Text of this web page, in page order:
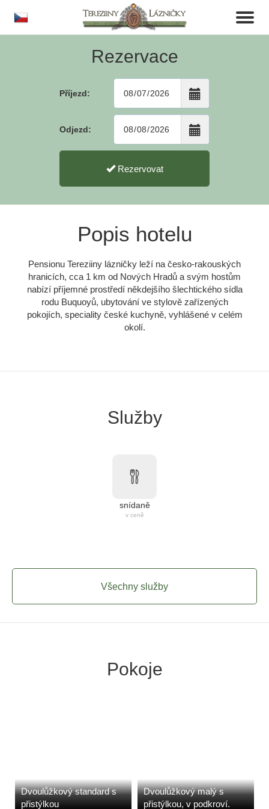
Toggle
Rezervace
Příjezd:
Odjezd:
Rezervovat
Popis hotelu
Pensionu Tereziiny lázničky leží na česko-rakouských
hranicích, cca 1 km od Nových Hradů a svým hostům
nabízí příjemné prostředí někdejšího šlechtického sídla
rodu Buquoyů, ubytování ve stylově zařízených
pokojích, speciality české kuchyně, vyhlášené v celém
okolí.
Služby
snídaně
v ceně
Všechny služby
Pokoje
Dvoulůžkový standard s
přistýlkou
Dvoulůžkový malý s
přistýlkou, v podkroví.